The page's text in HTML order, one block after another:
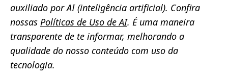
auxiliado por AI (inteligência artificial). Confira
nossas Políticas de Uso de AI. É uma maneira
transparente de te informar, melhorando a
qualidade do nosso conteúdo com uso da
tecnologia.